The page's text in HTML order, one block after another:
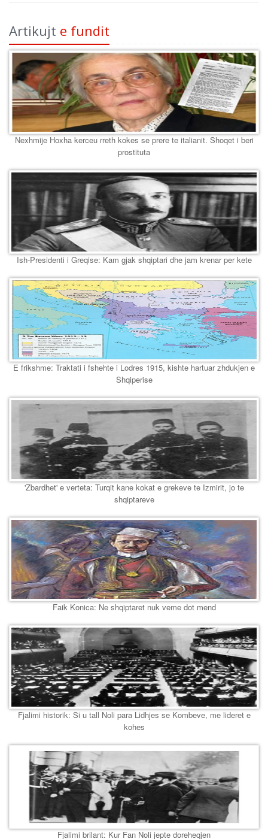
Artikujt e fundit
Nexhmije Hoxha kerceu rreth kokes se prere te italianit. Shoqet i beri
prostituta
Ish-Presidenti i Greqise: Kam gjak shqiptari dhe jam krenar per kete
E frikshme: Traktati i fshehte i Lodres 1915, kishte hartuar zhdukjen e
Shqiperise
'Zbardhet' e verteta: Turqit kane kokat e grekeve te Izmirit, jo te
shqiptareve
Faik Konica: Ne shqiptaret nuk veme dot mend
Fjalimi historik: Si u tall Noli para Lidhjes se Kombeve, me lideret e
kohes
Fjalimi brilant: Kur Fan Noli jepte doreheqjen